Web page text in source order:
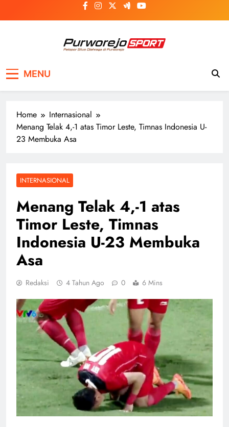
to
MENU
Home
Internasional
Menang Telak 4,-1 atas Timor Leste, Timnas Indonesia U-
23 Membuka Asa
INTERNASIONAL
Menang Telak 4,-1 atas
Timor Leste, Timnas
Indonesia U-23 Membuka
Asa
Redaksi 4 Tahun Ago 0 6 Mins